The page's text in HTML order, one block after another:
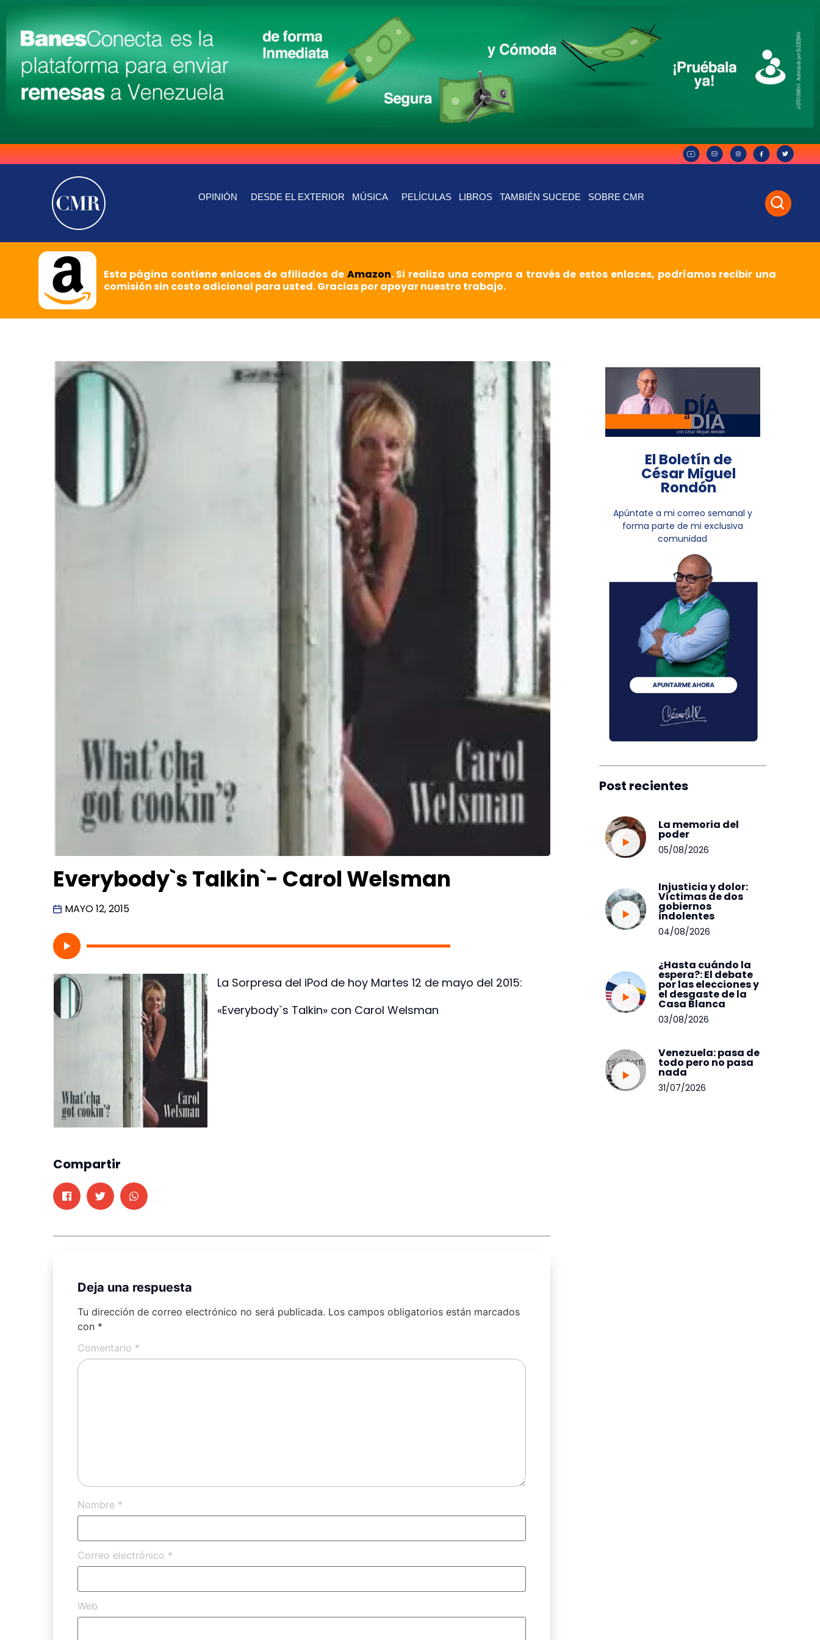
OPINIÓN DESDE EL EXTERIOR MÚSICA PELÍCULAS LIBROS TAMBIÉN SUCEDE SOBRE CMR
Esta página contiene enlaces de afiliados de Amazon. Si realiza una compra a través de estos enlaces, podríamos recibir una
comisión sin costo adicional para usted. Gracias por apoyar nuestro trabajo.
Everybody`s Talkin`- Carol Welsman
MAYO 12, 2015
La Sorpresa del iPod de hoy Martes 12 de mayo del 2015:
«Everybody`s Talkin» con Carol Welsman
Compartir
Deja una respuesta
Tu dirección de correo electrónico no será publicada. Los campos obligatorios están marcados
con *
Comentario *
Nombre *
Correo electrónico *
Web
El Boletín de
César Miguel
Rondón
Apúntate a mi correo semanal y
forma parte de mi exclusiva
comunidad
Post recientes
La memoria del
poder
05/08/2026
Injusticia y dolor:
Víctimas de dos
gobiernos
indolentes
04/08/2026
¿Hasta cuándo la
espera?: El debate
por las elecciones y
el desgaste de la
Casa Blanca
03/08/2026
Venezuela: pasa de
todo pero no pasa
nada
31/07/2026